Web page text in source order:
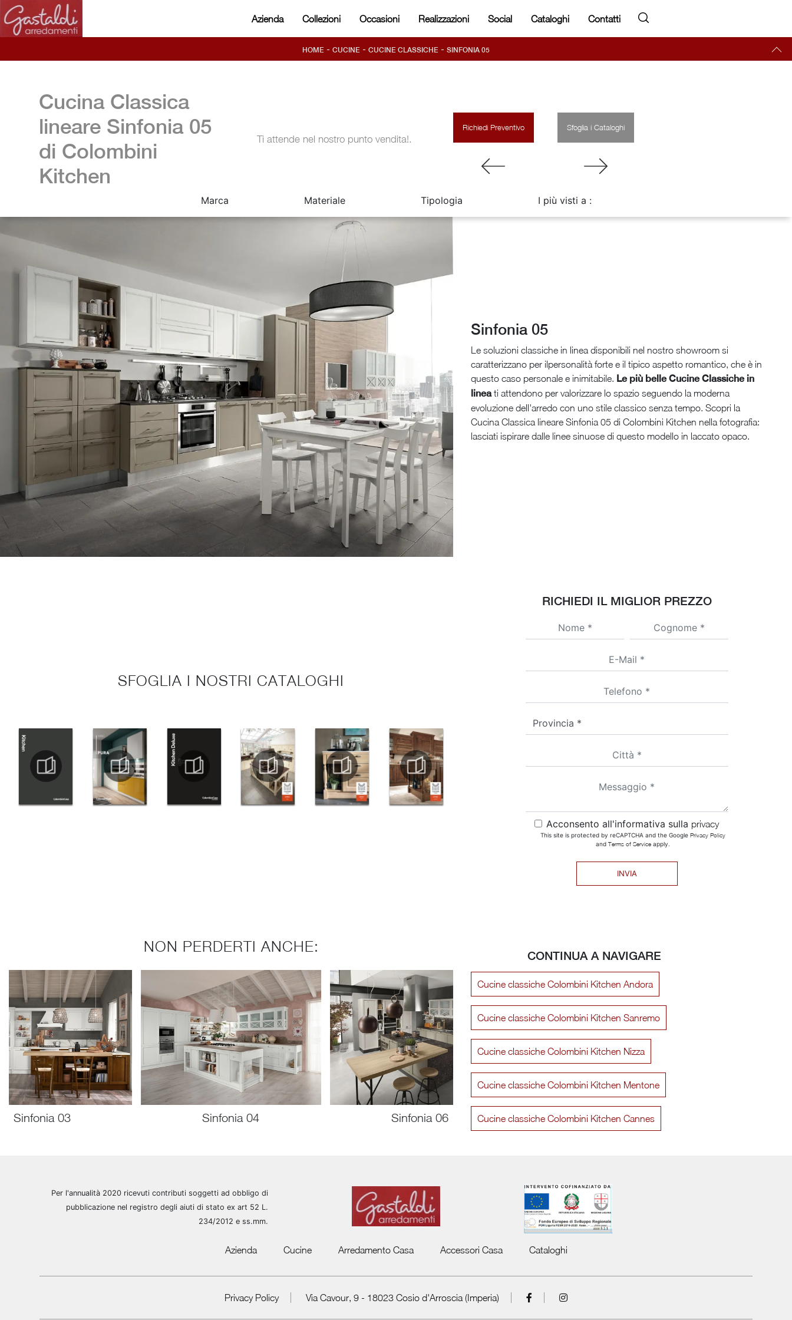
Azienda Collezioni Occasioni Realizzazioni Social Cataloghi Contatti
HOME - CUCINE - CUCINE CLASSICHE - SINFONIA 05
Cucina Classica
lineare Sinfonia 05
di Colombini
Kitchen
Ti attende nel nostro punto vendita!.
Richiedi Preventivo Sfoglia i Cataloghi
Marca Materiale Tipologia I più visti a :
Sinfonia 05
Le soluzioni classiche in linea disponibili nel nostro showroom si
caratterizzano per ilpersonalità forte e il tipico aspetto romantico, che è in
questo caso personale e inimitabile. Le più belle Cucine Classiche in
lineati attendono per valorizzare lo spazio seguendo la moderna
evoluzione dell'arredo con uno stile classico senza tempo. Scopri la
Cucina Classica lineare Sinfonia 05 di Colombini Kitchen nella fotografia:
lasciati ispirare dalle linee sinuose di questo modello in laccato opaco.
SFOGLIA I NOSTRI CATALOGHI
RICHIEDI IL MIGLIOR PREZZO
Acconsento all'informativa sulla privacy
This site is protected by reCAPTCHA and the Google Privacy Policy
and Terms of Serviceapply.
INVIA
NON PERDERTI ANCHE:
Sinfonia 03 Sinfonia 04 Sinfonia 06 Sinfonia 02
CONTINUA A NAVIGARE
Cucine classiche Colombini Kitchen Andora
Cucine classiche Colombini Kitchen Sanremo
Cucine classiche Colombini Kitchen Nizza
Cucine classiche Colombini Kitchen Mentone
Cucine classiche Colombini Kitchen Cannes
Per l'annualità 2020 ricevuti contributi soggetti ad obbligo di
pubblicazione nel registro degli aiuti di stato ex art 52 L.
234/2012 e ss.mm.
Azienda Cucine Arredamento Casa Accessori Casa Cataloghi
Privacy Policy Via Cavour, 9 - 18023 Cosio d'Arroscia (Imperia)